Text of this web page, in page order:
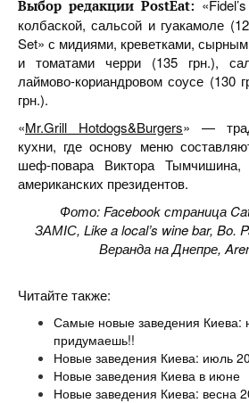
Выбор редакции PostEat:
колбаской, сальсой и гуакамоле
Set» с мидиями, креветками,
и томатами черри (135 грн.),
лаймово-кориандровом соусе (130
грн.).
«Mr.Grill Hotdogs&Burgers» —
кухни, где основу меню
шеф-повара Виктора
американских президентов.
Фото: Facebook страница
ЗАМІС, Like a local’s wine bar, Bo.
Веранда на Днепре,
Читайте также:
Самые новые заведения Киева:
придумаешь!!
Новые заведения Киева: июль
Новые заведения Киева в июне
Новые заведения Киева: весна